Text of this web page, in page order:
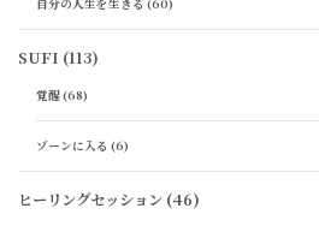
SUFI (113)
覚醒(68)
ゾーンに入る (6)
ヒーリングセッション (46)